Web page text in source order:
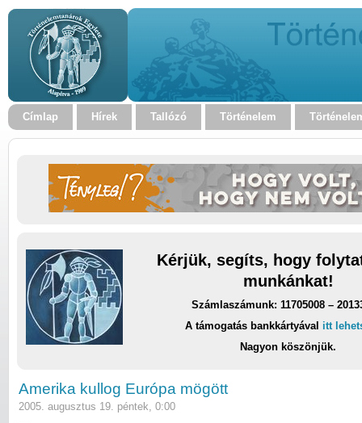
Címlap Hírek Tallózó Történelem
Kérjük, segíts, hogy
munkánkat!
Számlaszámunk: 11705008 –
A támogatás bankkártyával itt
Nagyon köszönjük.
Amerika kullog Európa mögött
2005. augusztus 19. péntek, 0:00